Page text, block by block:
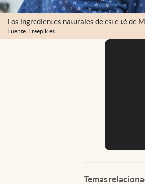
Los ingredientes naturales de este té de
Fuente: Freepik.es
Temas